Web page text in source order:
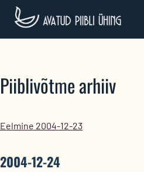
Skip
content
Piiblivõtme arhiiv
Eelmine 2004-12-23
2004-12-24